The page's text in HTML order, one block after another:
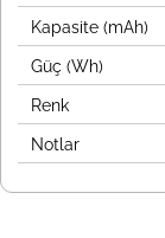
Kapasite (mAh)
Güç (Wh)
Renk
Notlar